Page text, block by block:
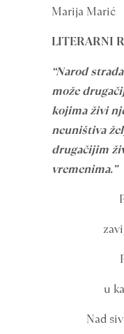
Marija Marić
LITERARNI
“Narod
može
kojima živi
neuništiva
drugačijim
vremenima.”
u
Nad